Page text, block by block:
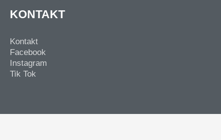
KONTAKT
Kontakt
Facebook
Instagram
Tik Tok